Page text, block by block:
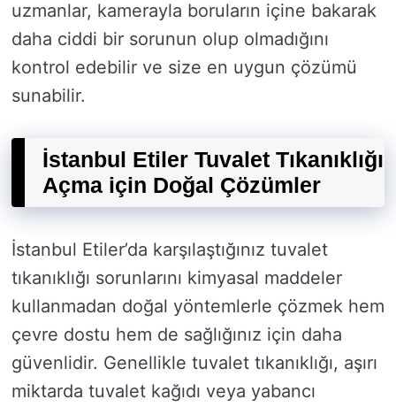
uzmanlar, kamerayla boruların içine bakarak
daha ciddi bir sorunun olup olmadığını
kontrol edebilir ve size en uygun çözümü
sunabilir.
İstanbul Etiler Tuvalet Tıkanıklığı
Açma için Doğal Çözümler
İstanbul Etiler’da karşılaştığınız tuvalet
tıkanıklığı sorunlarını kimyasal maddeler
kullanmadan doğal yöntemlerle çözmek hem
çevre dostu hem de sağlığınız için daha
güvenlidir. Genellikle tuvalet tıkanıklığı, aşırı
miktarda tuvalet kağıdı veya yabancı